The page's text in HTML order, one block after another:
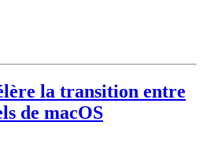
la transition entre
de macOS